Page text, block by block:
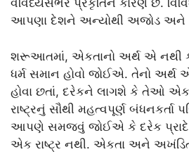
વૈવિધ્યસભર પ્રકૃતિને કારણે છે.
આપણા દેશને અન્યોથી અજોડ અને
શરૂઆતમાં, એકતાનો અર્થ એ નથી
ધર્મ સમાન હોવો જોઈએ. તેનો અર્થ
હોવા છતાં, દરેકને લાગશે કે તેઓ
રાષ્ટ્રનું સૌથી મહત્વપૂર્ણ
આપણે સમજવું જોઈએ કે દરેક
એક રાષ્ટ્ર નથી. એકતા અને